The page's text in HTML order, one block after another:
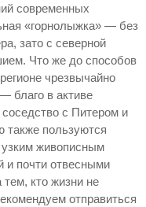
современных
«горнолыжка» — без
зато с северной
Что же до способов
чрезвычайно
благо в активе
с Питером и
также пользуются
живописным
и почти отвесными
кто жизни не
отправиться